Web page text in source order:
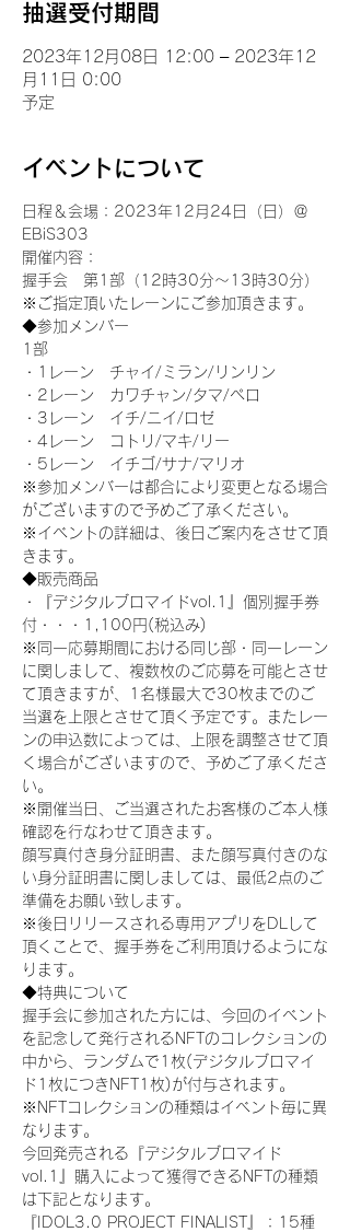
抽選受付期間
2023年12月08日 12:00 – 2023年12
月11日 0:00
予定
イベントについて
日程＆会場：2023年12月24日（日）＠
EBiS303
開催内容：
握手会　第1部（12時30分～13時30分）
※ご指定頂いたレーンにご参加頂きます。
◆参加メンバー
1部
・1レーン　チャイ/ミラン/リンリン
・2レーン　カワチャン/タマ/ペロ
・3レーン　イチ/ニイ/ロゼ
・4レーン　コトリ/マキ/リー
・5レーン　イチゴ/サナ/マリオ
※参加メンバーは都合により変更となる場合
がございますので予めご了承ください。
※イベントの詳細は、後日ご案内をさせて頂
きます。
◆販売商品
・『デジタルブロマイドvol.1』個別握手券
付・・・1,100円(税込み)
※同一応募期間における同じ部・同一レーン
に関しまして、複数枚のご応募を可能とさせ
て頂きますが、1名様最大で30枚までのご
当選を上限とさせて頂く予定です。またレー
ンの申込数によっては、上限を調整させて頂
く場合がございますので、予めご了承くださ
い。
※開催当日、ご当選されたお客様のご本人様
確認を行なわせて頂きます。
顔写真付き身分証明書、また顔写真付きのな
い身分証明書に関しましては、最低2点のご
準備をお願い致します。
※後日リリースされる専用アプリをDLして
頂くことで、握手券をご利用頂けるようにな
ります。
◆特典について
握手会に参加された方には、今回のイベント
を記念して発行されるNFTのコレクションの
中から、ランダムで1枚(デジタルブロマイ
ド1枚につきNFT1枚)が付与されます。
※NFTコレクションの種類はイベント毎に異
なります。
今回発売される『デジタルブロマイド
vol.1』購入によって獲得できるNFTの種類
は下記となります。
『IDOL3.0 PROJECT FINALIST』：15種